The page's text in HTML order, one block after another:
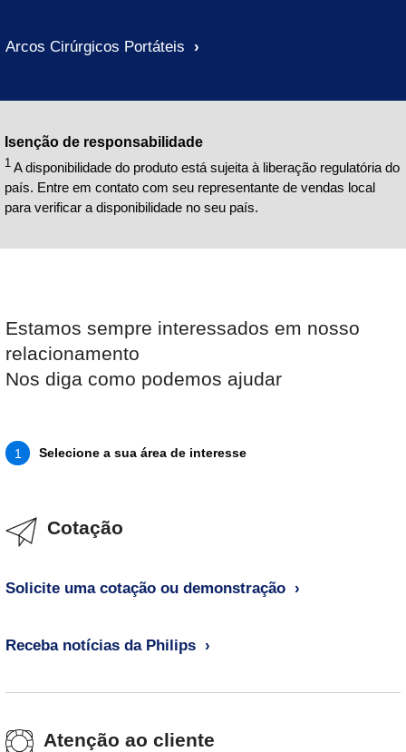
Arcos Cirúrgicos Portáteis
Isenção de responsabilidade
1 A disponibilidade do produto está sujeita à liberação regulatória do
país. Entre em contato com seu representante de vendas local
para verificar a disponibilidade no seu país.
Estamos sempre interessados em nosso
relacionamento
Nos diga como podemos ajudar
1 Selecione a sua área de interesse
Cotação
Solicite uma cotação ou demonstração
Receba notícias da Philips
Atenção ao cliente